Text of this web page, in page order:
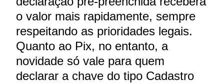
o valor mais rapidamente, sempre
respeitando as prioridades legais.
Quanto ao Pix, no entanto, a
novidade só vale para quem
declarar a chave do tipo Cadastro